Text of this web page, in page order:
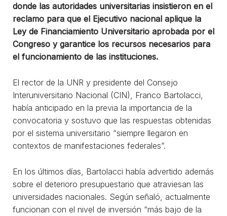
donde las autoridades universitarias insistieron en el
reclamo para que el Ejecutivo nacional aplique la
Ley de Financiamiento Universitario aprobada por el
Congreso y garantice los recursos necesarios para
el funcionamiento de las instituciones.
El rector de la UNR y presidente del Consejo
Interuniversitario Nacional (CIN), Franco Bartolacci,
había anticipado en la previa la importancia de la
convocatoria y sostuvo que las respuestas obtenidas
por el sistema universitario “siempre llegaron en
contextos de manifestaciones federales”.
En los últimos días, Bartolacci había advertido además
sobre el deterioro presupuestario que atraviesan las
universidades nacionales. Según señaló, actualmente
funcionan con el nivel de inversión “más bajo de la